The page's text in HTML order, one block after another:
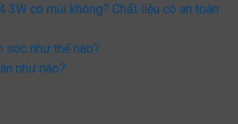
3W có mùi không? Chất liệu có an toàn
sóc như thế nào?
như nào?